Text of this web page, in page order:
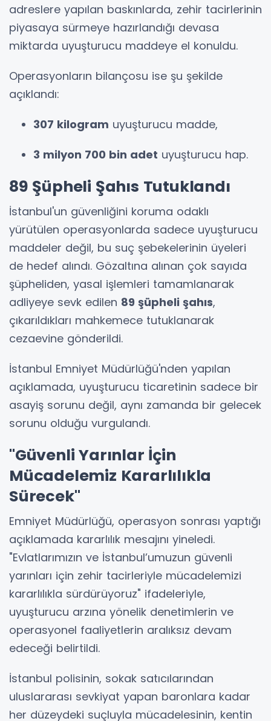
adreslere yapılan baskınlarda, zehir tacirlerinin
piyasaya sürmeye hazırlandığı devasa
miktarda uyuşturucu maddeye el konuldu.
Operasyonların bilançosu ise şu şekilde
açıklandı:
307 kilogram uyuşturucu madde,
3 milyon 700 bin adet uyuşturucu hap.
89 Şüpheli Şahıs Tutuklandı
İstanbul'un güvenliğini koruma odaklı
yürütülen operasyonlarda sadece uyuşturucu
maddeler değil, bu suç şebekelerinin üyeleri
de hedef alındı. Gözaltına alınan çok sayıda
şüpheliden, yasal işlemleri tamamlanarak
adliyeye sevk edilen 89 şüpheli şahıs,
çıkarıldıkları mahkemece tutuklanarak
cezaevine gönderildi.
İstanbul Emniyet Müdürlüğü'nden yapılan
açıklamada, uyuşturucu ticaretinin sadece bir
asayiş sorunu değil, aynı zamanda bir gelecek
sorunu olduğu vurgulandı.
"Güvenli Yarınlar İçin
Mücadelemiz Kararlılıkla
Sürecek"
Emniyet Müdürlüğü, operasyon sonrası yaptığı
açıklamada kararlılık mesajını yineledi.
"Evlatlarımızın ve İstanbul’umuzun güvenli
yarınları için zehir tacirleriyle mücadelemizi
kararlılıkla sürdürüyoruz" ifadeleriyle,
uyuşturucu arzına yönelik denetimlerin ve
operasyonel faaliyetlerin aralıksız devam
edeceği belirtildi.
İstanbul polisinin, sokak satıcılarından
uluslararası sevkiyat yapan baronlara kadar
her düzeydeki suçluyla mücadelesinin, kentin